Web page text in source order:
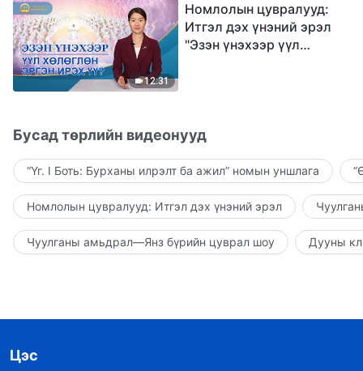
12:31
Номлолын цувралууд:
Итгэл дэх үнэний эрэл
"Эзэн үнэхээр үүл
Бусад төрлийн видеонууд
“Үг. I Боть: Бурханы илрэлт ба ажил” номын уншлага
Номлолын цувралууд: Итгэл дэх үнэний эрэл
Чуулганы амьдрал—Янз бүрийн цуврал шоу Дууны
Цэс